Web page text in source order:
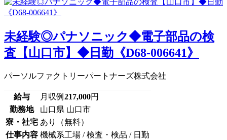
未経験◎パナソニック◆電子部品の検
査【山口市】◆日勤《D68-006641》
パーソルファクトリーパートナーズ株式会社
給与 月収例 217,000円
勤務地
山口県 山口市
寮・社宅 あり（無料）
仕事内容 機械系工場 / 検査・検品 / 日勤